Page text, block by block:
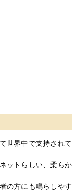
世界中で支持されて
ットらしい、柔らか
の方にも鳴らしやす